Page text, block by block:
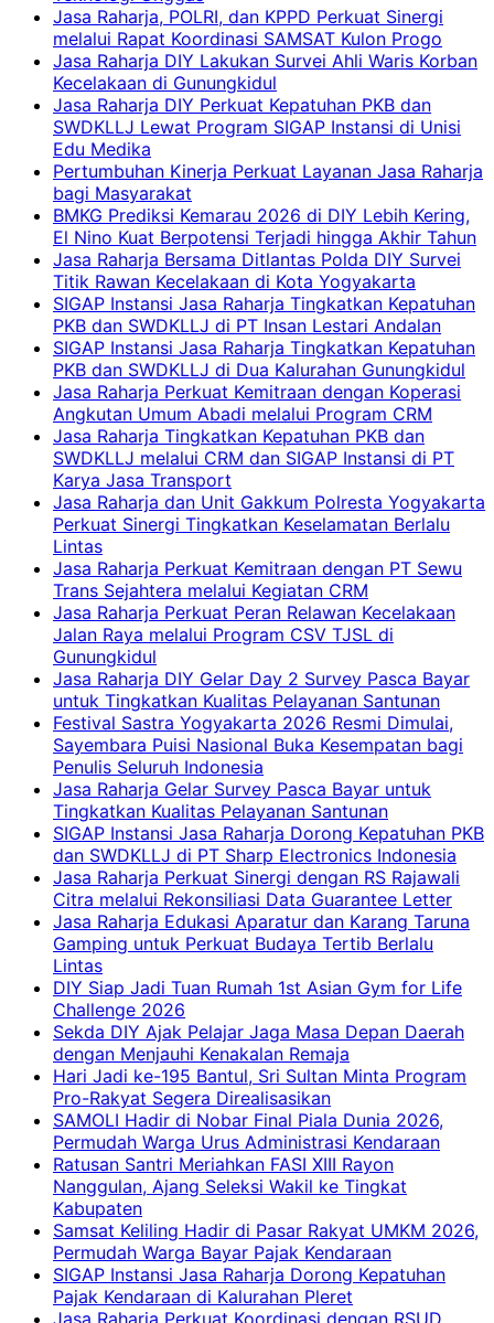
Jasa Raharja, POLRI, dan KPPD Perkuat Sinergi
melalui Rapat Koordinasi SAMSAT Kulon Progo
Jasa Raharja DIY Lakukan Survei Ahli Waris Korban
Kecelakaan di Gunungkidul
Jasa Raharja DIY Perkuat Kepatuhan PKB dan
SWDKLLJ Lewat Program SIGAP Instansi di Unisi
Edu Medika
Pertumbuhan Kinerja Perkuat Layanan Jasa Raharja
bagi Masyarakat
BMKG Prediksi Kemarau 2026 di DIY Lebih Kering,
El Nino Kuat Berpotensi Terjadi hingga Akhir Tahun
Jasa Raharja Bersama Ditlantas Polda DIY Survei
Titik Rawan Kecelakaan di Kota Yogyakarta
SIGAP Instansi Jasa Raharja Tingkatkan Kepatuhan
PKB dan SWDKLLJ di PT Insan Lestari Andalan
SIGAP Instansi Jasa Raharja Tingkatkan Kepatuhan
PKB dan SWDKLLJ di Dua Kalurahan Gunungkidul
Jasa Raharja Perkuat Kemitraan dengan Koperasi
Angkutan Umum Abadi melalui Program CRM
Jasa Raharja Tingkatkan Kepatuhan PKB dan
SWDKLLJ melalui CRM dan SIGAP Instansi di PT
Karya Jasa Transport
Jasa Raharja dan Unit Gakkum Polresta Yogyakarta
Perkuat Sinergi Tingkatkan Keselamatan Berlalu
Lintas
Jasa Raharja Perkuat Kemitraan dengan PT Sewu
Trans Sejahtera melalui Kegiatan CRM
Jasa Raharja Perkuat Peran Relawan Kecelakaan
Jalan Raya melalui Program CSV TJSL di
Gunungkidul
Jasa Raharja DIY Gelar Day 2 Survey Pasca Bayar
untuk Tingkatkan Kualitas Pelayanan Santunan
Festival Sastra Yogyakarta 2026 Resmi Dimulai,
Sayembara Puisi Nasional Buka Kesempatan bagi
Penulis Seluruh Indonesia
Jasa Raharja Gelar Survey Pasca Bayar untuk
Tingkatkan Kualitas Pelayanan Santunan
SIGAP Instansi Jasa Raharja Dorong Kepatuhan PKB
dan SWDKLLJ di PT Sharp Electronics Indonesia
Jasa Raharja Perkuat Sinergi dengan RS Rajawali
Citra melalui Rekonsiliasi Data Guarantee Letter
Jasa Raharja Edukasi Aparatur dan Karang Taruna
Gamping untuk Perkuat Budaya Tertib Berlalu
Lintas
DIY Siap Jadi Tuan Rumah 1st Asian Gym for Life
Challenge 2026
Sekda DIY Ajak Pelajar Jaga Masa Depan Daerah
dengan Menjauhi Kenakalan Remaja
Hari Jadi ke-195 Bantul, Sri Sultan Minta Program
Pro-Rakyat Segera Direalisasikan
SAMOLI Hadir di Nobar Final Piala Dunia 2026,
Permudah Warga Urus Administrasi Kendaraan
Ratusan Santri Meriahkan FASI XIII Rayon
Nanggulan, Ajang Seleksi Wakil ke Tingkat
Kabupaten
Samsat Keliling Hadir di Pasar Rakyat UMKM 2026,
Permudah Warga Bayar Pajak Kendaraan
SIGAP Instansi Jasa Raharja Dorong Kepatuhan
Pajak Kendaraan di Kalurahan Pleret